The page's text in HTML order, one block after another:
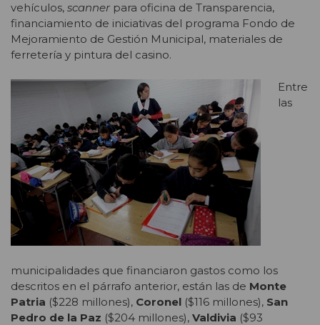
vehículos, scanner para oficina de Transparencia,
financiamiento de iniciativas del programa Fondo de
Mejoramiento de Gestión Municipal, materiales de
ferretería y pintura del casino.
Entre
las
municipalidades que financiaron gastos como los
descritos en el párrafo anterior, están las de Monte
Patria ($228 millones), Coronel ($116 millones), San
Pedro de la Paz ($204 millones), Valdivia ($93